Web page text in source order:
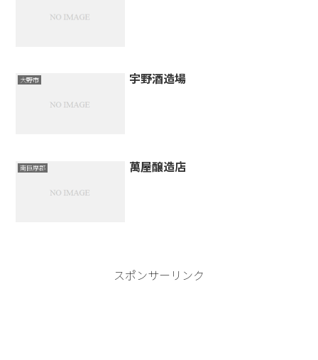
大野市 宇野酒造場
南巨摩郡 萬屋醸造店
スポンサーリンク